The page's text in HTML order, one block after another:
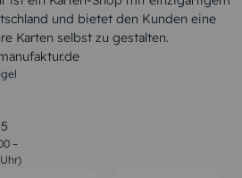
und bietet den Kunden eine
Karten selbst zu gestalten.
–